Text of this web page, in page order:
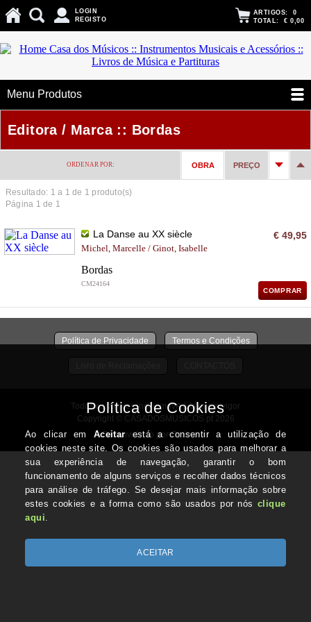
LOGIN
REGISTO
ARTIGOS: 0
TOTAL: € 0,00
Menu Produtos
Editora / Marca :: Bordas
ORDENAR POR: OBRA PREÇO
Resultado: 1 a 1 de 1 produto(s)
Página 1 de 1
La Danse au XX siècle
Michel, Marcelle / Ginot, Isabelle
Bordas
CM24164
€ 49,95
COMPRAR
Política de Privacidade Termos e Condições
Todos os valores incluem IVA à taxa em vigor
Copyright © CASADOSMUSICOS.pt 2026
Desenvolvido por Optimeios